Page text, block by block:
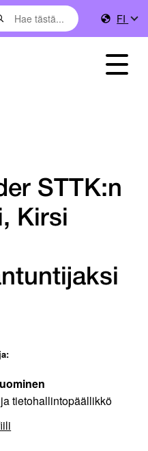
FI
STTK:n
Kirsi
tietohallintopäällikkö